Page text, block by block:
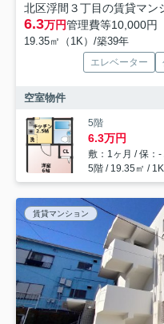
北区浮間３丁目の賃貸マン
6.3万円管理費等10,000円
19.35㎡（1K）/築39年
エレベーター
空室物件
5階
6.3万円
敷：1ヶ月 / 保：-
5階 / 19.35㎡ / 1K
賃貸マンション